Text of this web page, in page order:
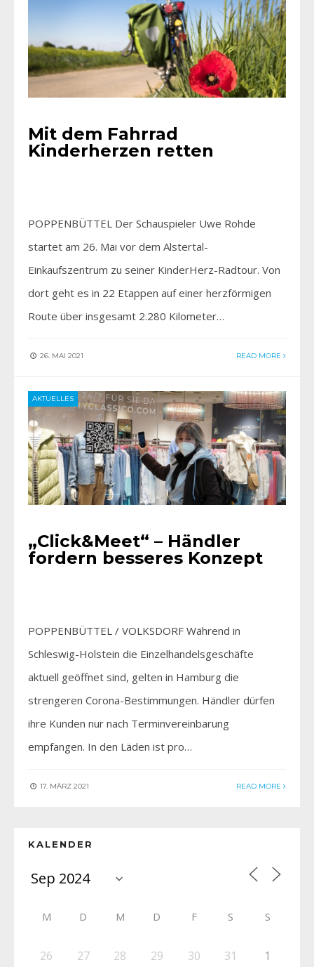
Mit dem Fahrrad
Kinderherzen retten
POPPENBÜTTEL Der Schauspieler Uwe Rohde
startet am 26. Mai vor dem Alstertal-
Einkaufszentrum zu seiner KinderHerz-Radtour. Von
dort geht es in 22 Etappen auf einer herzförmigen
Route über insgesamt 2.280 Kilometer…
26. MAI 2021 READ MORE
AKTUELLES
„Click&Meet“ – Händler
fordern besseres Konzept
POPPENBÜTTEL / VOLKSDORF Während in
Schleswig-Holstein die Einzelhandelsgeschäfte
aktuell geöffnet sind, gelten in Hamburg die
strengeren Corona-Bestimmungen. Händler dürfen
ihre Kunden nur nach Terminvereinbarung
empfangen. In den Läden ist pro…
17. MÄRZ 2021 READ MORE
KALENDER
M D M D F S S
26 27 28 29 30 31 1